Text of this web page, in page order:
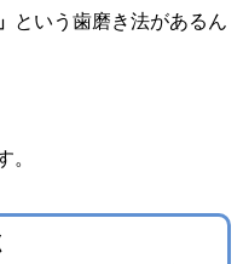
という歯磨き法があるん
。